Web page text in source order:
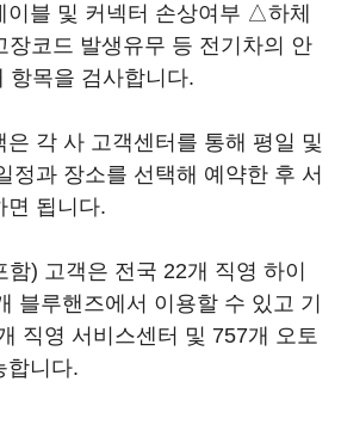
블 및 커넥터 손상여부 △하체
코드 발생유무 등 전기차의 안
항목을 검사합니다.
은 각 사 고객센터를 통해 평일 및
정과 장소를 선택해 예약한 후 서
면 됩니다.
) 고객은 전국 22개 직영 하이
블루핸즈에서 이용할 수 있고 기
직영 서비스센터 및 757개 오토
합니다.